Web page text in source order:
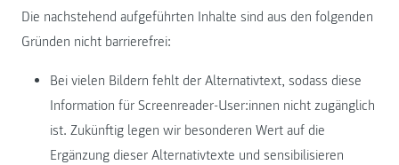
Die nachstehend aufgeführten Inhalte sind aus den folgenden
Gründen nicht barrierefrei:
Bei vielen Bildern fehlt der Alternativtext, sodass diese
Information für Screenreader-User:innen nicht zugänglich
ist. Zukünftig legen wir besonderen Wert auf die
Ergänzung dieser Alternativtexte und sensibilisieren